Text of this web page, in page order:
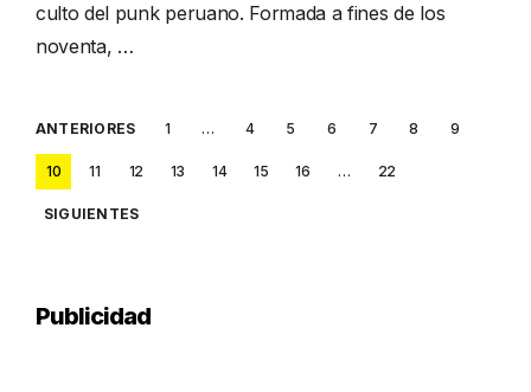
culto del punk peruano. Formada a fines de los
noventa, …
Posts
pagination
ANTERIORES 1 … 4 5 6 7 8 9
10 11 12 13 14 15 16 … 22
SIGUIENTES
Publicidad